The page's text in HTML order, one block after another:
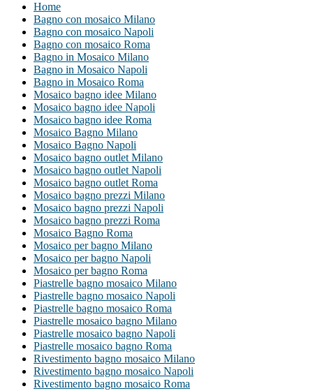
Home
Bagno con mosaico Milano
Bagno con mosaico Napoli
Bagno con mosaico Roma
Bagno in Mosaico Milano
Bagno in Mosaico Napoli
Bagno in Mosaico Roma
Mosaico bagno idee Milano
Mosaico bagno idee Napoli
Mosaico bagno idee Roma
Mosaico Bagno Milano
Mosaico Bagno Napoli
Mosaico bagno outlet Milano
Mosaico bagno outlet Napoli
Mosaico bagno outlet Roma
Mosaico bagno prezzi Milano
Mosaico bagno prezzi Napoli
Mosaico bagno prezzi Roma
Mosaico Bagno Roma
Mosaico per bagno Milano
Mosaico per bagno Napoli
Mosaico per bagno Roma
Piastrelle bagno mosaico Milano
Piastrelle bagno mosaico Napoli
Piastrelle bagno mosaico Roma
Piastrelle mosaico bagno Milano
Piastrelle mosaico bagno Napoli
Piastrelle mosaico bagno Roma
Rivestimento bagno mosaico Milano
Rivestimento bagno mosaico Napoli
Rivestimento bagno mosaico Roma